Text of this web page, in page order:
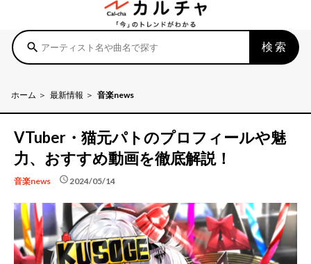
search 検索
ホーム 最新情報 音楽news
VTuber・猫元パトのプロフィールや魅
力、おすすめ動画を徹底解説！
音楽news schedule 2024/05/14